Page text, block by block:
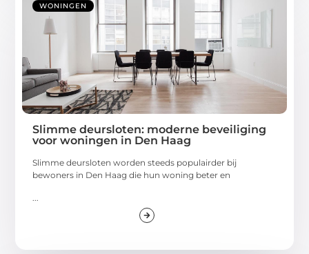
WONINGEN
Slimme deursloten: moderne beveiliging
voor woningen in Den Haag
Slimme deursloten worden steeds populairder bij
bewoners in Den Haag die hun woning beter en